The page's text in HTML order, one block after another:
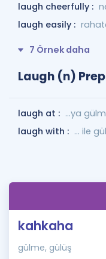
laugh cheerfully :
laugh easily :
7 Örnek daha
Laugh (n)
laugh at : …ya
laugh with : ... ile
kahkaha
gülme, gülüş